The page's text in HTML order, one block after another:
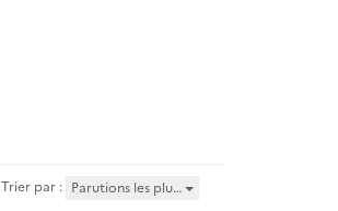
Trier par : Parutions les plu…